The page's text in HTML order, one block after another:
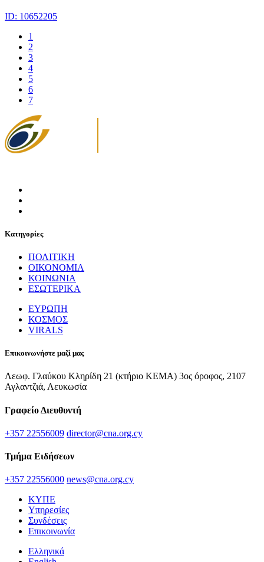
ID: 10652205
1
2
3
4
5
6
7
Κατηγορίες
ΠΟΛΙΤΙΚΗ
ΟΙΚΟΝΟΜΙΑ
ΚΟΙΝΩΝΙΑ
ΕΣΩΤΕΡΙΚΑ
ΕΥΡΩΠΗ
ΚΟΣΜΟΣ
VIRALS
Επικοινωνήστε μαζί μας
Λεωφ. Γλαύκου Κληρίδη 21 (κτήριο ΚΕΜΑ) 3ος όροφος, 2107
Αγλαντζιά, Λευκωσία
Γραφείο Διευθυντή
+357 22556009 director@cna.org.cy
Τμήμα Ειδήσεων
+357 22556000 news@cna.org.cy
ΚΥΠΕ
Υπηρεσίες
Συνδέσεις
Επικοινωνία
Ελληνικά